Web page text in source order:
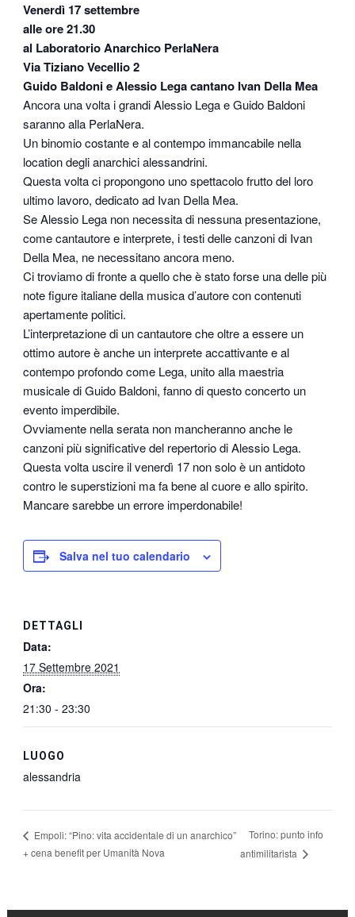
Venerdì 17 settembre
alle ore 21.30
al Laboratorio Anarchico PerlaNera
Via Tiziano Vecellio 2
Guido Baldoni e Alessio Lega cantano Ivan Della Mea
Ancora una volta i grandi Alessio Lega e Guido Baldoni
saranno alla PerlaNera.
Un binomio costante e al contempo immancabile nella
location degli anarchici alessandrini.
Questa volta ci propongono uno spettacolo frutto del loro
ultimo lavoro, dedicato ad Ivan Della Mea.
Se Alessio Lega non necessita di nessuna presentazione,
come cantautore e interprete, i testi delle canzoni di Ivan
Della Mea, ne necessitano ancora meno.
Ci troviamo di fronte a quello che è stato forse una delle più
note figure italiane della musica d’autore con contenuti
apertamente politici.
L’interpretazione di un cantautore che oltre a essere un
ottimo autore è anche un interprete accattivante e al
contempo profondo come Lega, unito alla maestria
musicale di Guido Baldoni, fanno di questo concerto un
evento imperdibile.
Ovviamente nella serata non mancheranno anche le
canzoni più significative del repertorio di Alessio Lega.
Questa volta uscire il venerdì 17 non solo è un antidoto
contro le superstizioni ma fa bene al cuore e allo spirito.
Mancare sarebbe un errore imperdonabile!
Salva nel tuo calendario
DETTAGLI
Data:
17 Settembre 2021
Ora:
21:30 - 23:30
LUOGO
alessandria
Empoli: “Pino: vita accidentale di un anarchico”
+ cena benefit per Umanità Nova
Torino: punto info
antimilitarista